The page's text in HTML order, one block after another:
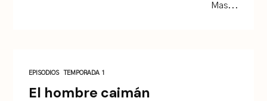
Mas...
EPISODIOS TEMPORADA 1
El hombre caimán